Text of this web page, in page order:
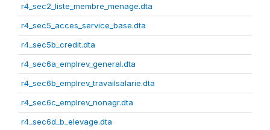
r4_sec2_liste_membre_menage.dta
r4_sec5_acces_service_base.dta
r4_sec5b_credit.dta
r4_sec6a_emplrev_general.dta
r4_sec6b_emplrev_travailsalarie.dta
r4_sec6c_emplrev_nonagr.dta
r4_sec6d_b_elevage.dta